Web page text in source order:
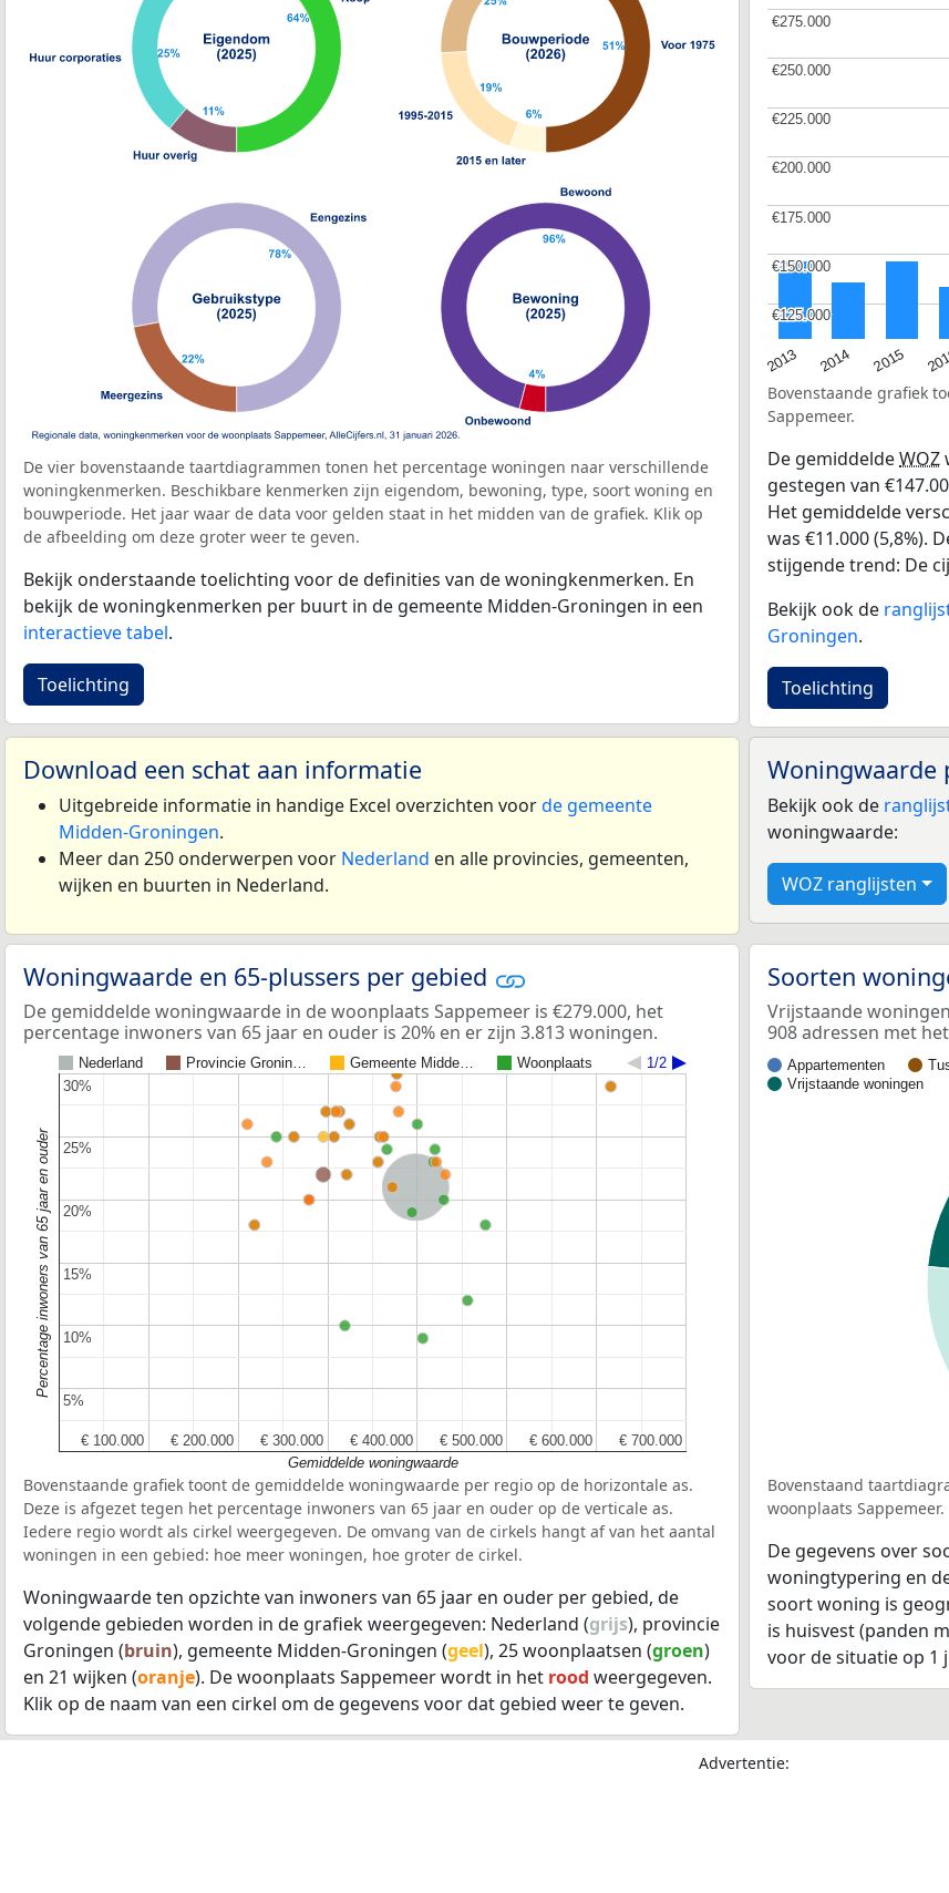
De vier bovenstaande taartdiagrammen tonen het percentage woningen naar verschillende
woningkenmerken. Beschikbare kenmerken zijn eigendom, bewoning, type, soort woning en
bouwperiode. Het jaar waar de data voor gelden staat in het midden van de grafiek. Klik op
de afbeelding om deze groter weer te geven.
Bekijk onderstaande toelichting voor de definities van de woningkenmerken. En
bekijk de woningkenmerken per buurt in de gemeente Midden-Groningen in een
interactieve tabel.
Toelichting
2013 2014 2015
€125.000
€125.000
€150.000
€150.000
€175.000
€175.000
€200.000
€200.000
€225.000
€225.000
€250.000
€250.000
€275.000
€275.000
Bovenstaande grafiek
Sappemeer.
De gemiddeldeWOZ
gestegen van
Het gemiddelde
was €11.000 (5,8%).
stijgende trend: De
Bekijk ook de
Groningen.
Toelichting
Download een schat aan informatie
Uitgebreide informatie in handige Excel overzichten voorde gemeente
Midden-Groningen.
Meer dan 250 onderwerpen voor Nederland en alle provincies, gemeenten,
wijken en buurten in Nederland.
Woningwaarde
Bekijk ook de
woningwaarde:
WOZ ranglijsten
Woningwaarde en 65-plussers per gebied
De gemiddelde woningwaarde in de woonplaats Sappemeer is €279.000, het
percentage inwoners van 65 jaar en ouder is 20% en er zijn 3.813 woningen.
Nederland Provincie Gronin… Gemeente Midde… Woonplaats 1/2
Nederland
€ 100.000
€ 100.000 € 200.000
€ 200.000 € 300.000
€ 300.000 € 400.000
€ 400.000 € 500.000
€ 500.000 € 600.000
€ 600.000 € 700.000
€ 700.000
5%
5%
10%
10%
15%
15%
20%
20%
25%
25%
30%
30%
Gemiddelde woningwaarde
Percentage inwoners van 65 jaar en ouder
Bovenstaande grafiek toont de gemiddelde woningwaarde per regio op de horizontale as.
Deze is afgezet tegen het percentage inwoners van 65 jaar en ouder op de verticale as.
Iedere regio wordt als cirkel weergegeven. De omvang van de cirkels hangt af van het aantal
woningen in een gebied: hoe meer woningen, hoe groter de cirkel.
Woningwaarde ten opzichte van inwoners van 65 jaar en ouder per gebied, de
volgende gebieden worden in de grafiek weergegeven: Nederland (grijs), provincie
Groningen (bruin), gemeente Midden-Groningen (geel), 25 woonplaatsen (groen)
en 21 wijken (oranje). De woonplaats Sappemeer wordt in het rood weergegeven.
Klik op de naam van een cirkel om de gegevens voor dat gebied weer te geven.
Soorten
Vrijstaande
908 adressen met
Appartementen
Vrijstaande woningen
Bovenstaand
woonplaats Sappemeer.
De gegevens over
woningtypering en
soort woning is
is huisvest (panden
voor de situatie op 1
Advertentie: